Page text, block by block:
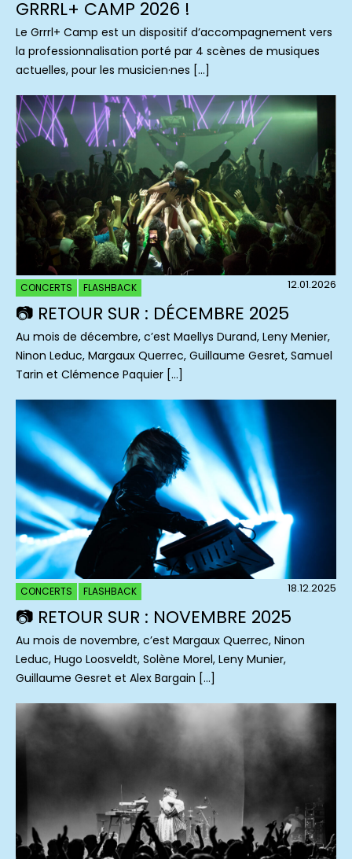
GRRRL+ CAMP 2026 !
Le Grrrl+ Camp est un dispositif d’accompagnement vers
la professionnalisation porté par 4 scènes de musiques
actuelles, pour les musicien·nes […]
CONCERTS FLASHBACK 12.01.2026
📷 RETOUR SUR : DÉCEMBRE 2025
Au mois de décembre, c’est Maellys Durand, Leny Menier,
Ninon Leduc, Margaux Querrec, Guillaume Gesret, Samuel
Tarin et Clémence Paquier […]
CONCERTS FLASHBACK 18.12.2025
📷 RETOUR SUR : NOVEMBRE 2025
Au mois de novembre, c’est Margaux Querrec, Ninon
Leduc, Hugo Loosveldt, Solène Morel, Leny Munier,
Guillaume Gesret et Alex Bargain […]